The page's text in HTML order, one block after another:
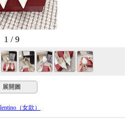
1 / 9
展開圖
（女款）